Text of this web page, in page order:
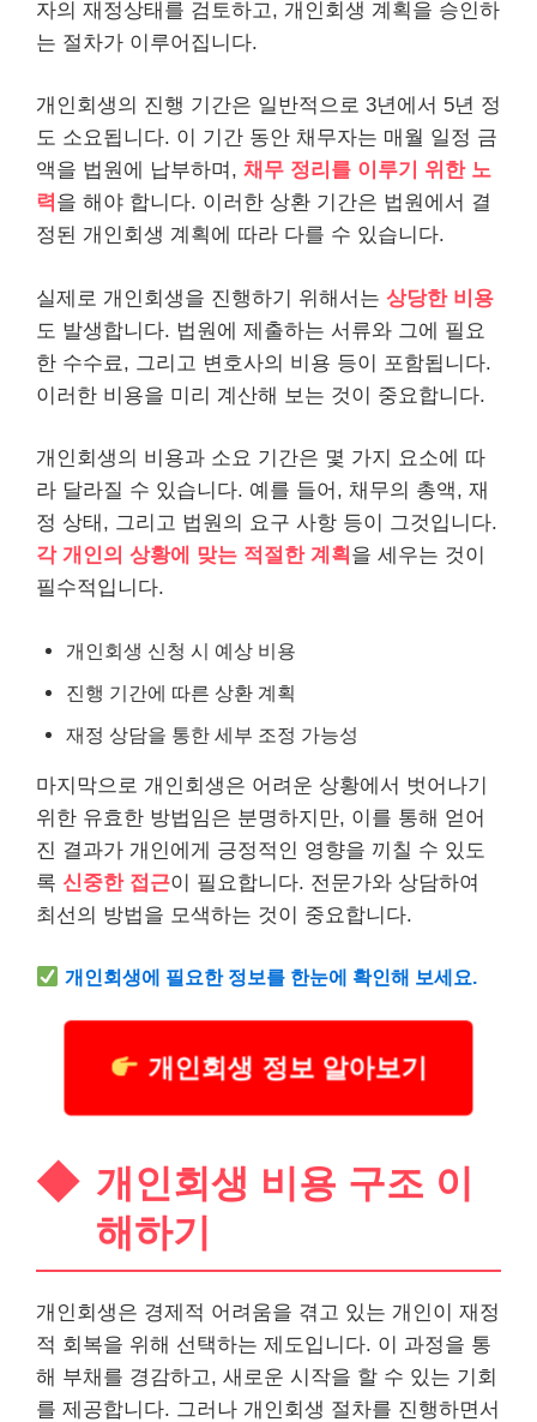
자의 재정상태를 검토하고, 개인회생 계획을 승인하
는 절차가 이루어집니다.
개인회생의 진행 기간은 일반적으로 3년에서 5년 정
도 소요됩니다. 이 기간 동안 채무자는 매월 일정 금
액을 법원에 납부하며, 채무 정리를 이루기 위한 노
력 을 해야 합니다. 이러한 상환 기간은 법원에서 결
정된 개인회생 계획에 따라 다를 수 있습니다.
실제로 개인회생을 진행하기 위해서는 상당한 비용
도 발생합니다. 법원에 제출하는 서류와 그에 필요
한 수수료, 그리고 변호사의 비용 등이 포함됩니다.
이러한 비용을 미리 계산해 보는 것이 중요합니다.
개인회생의 비용과 소요 기간은 몇 가지 요소에 따
라 달라질 수 있습니다. 예를 들어, 채무의 총액, 재
정 상태, 그리고 법원의 요구 사항 등이 그것입니다.
각 개인의 상황에 맞는 적절한 계획 을 세우는 것이
필수적입니다.
개인회생 신청 시 예상 비용
진행 기간에 따른 상환 계획
재정 상담을 통한 세부 조정 가능성
마지막으로 개인회생은 어려운 상황에서 벗어나기
위한 유효한 방법임은 분명하지만, 이를 통해 얻어
진 결과가 개인에게 긍정적인 영향을 끼칠 수 있도
록 신중한 접근이 필요합니다. 전문가와 상담하여
최선의 방법을 모색하는 것이 중요합니다.
개인회생에 필요한 정보를 한눈에 확인해 보세요.
개인회생 정보 알아보기
개인회생 비용 구조 이
해하기
개인회생은 경제적 어려움을 겪고 있는 개인이 재정
적 회복을 위해 선택하는 제도입니다. 이 과정을 통
해 부채를 경감하고, 새로운 시작을 할 수 있는 기회
를 제공합니다. 그러나 개인회생 절차를 진행하면서